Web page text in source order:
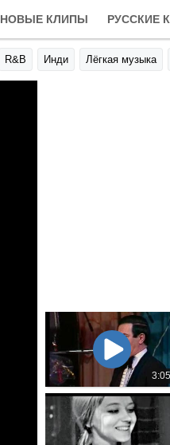
НОВЫЕ КЛИПЫ РУССКИЕ
R&B Инди Лёгкая музыка
3:05